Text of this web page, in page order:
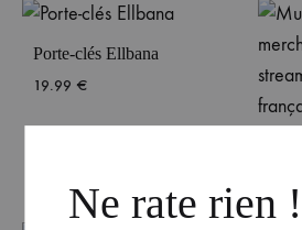
Porte-clés Ellbana
19.99 €
Ne rate rien !